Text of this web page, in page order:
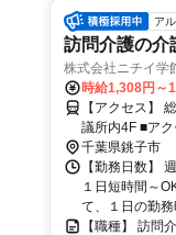
ア
訪問介護の介
株式会社ニチイ学
時給1,308円～
【アクセス】 総武本線銚子駅
議所内
千葉県銚子市
【勤務日数】
１日短時間～
て、１日の勤
【職種】 訪問